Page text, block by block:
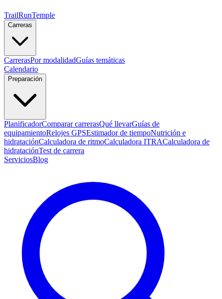
TrailRunTemple
Carreras
CarrerasPor modalidadGuías temáticas
Calendario
Preparación
PlanificadorComparar carrerasQué llevarGuías de
equipamientoRelojes GPSEstimador de tiempoNutrición e
hidrataciónCalculadora de ritmoCalculadora ITRACalculadora de
hidrataciónTest de carrera
ServiciosBlog